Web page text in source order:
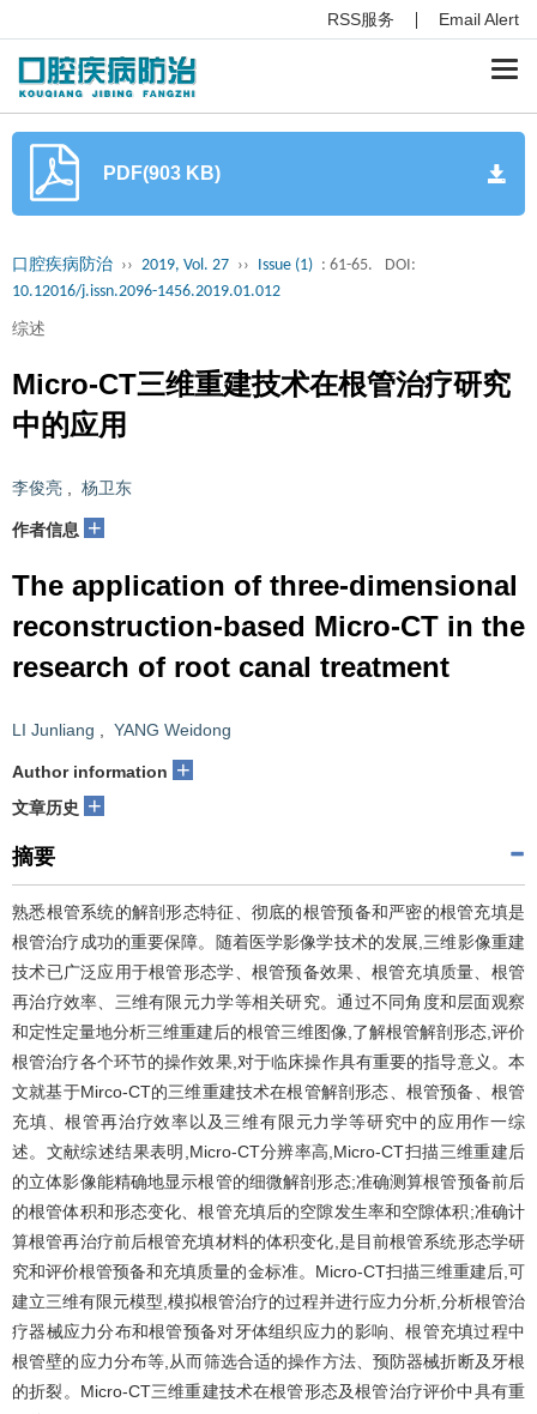
RSS服务 Email Alert
PDF(903 KB)
口腔疾病防治 ›› 2019, Vol. 27 ›› Issue (1) : 61-65.
DOI:
10.12016/j.issn.2096-1456.2019.01.012
综述
Micro-CT三维重建技术在根管治疗研究
中的应用
李俊亮 杨卫东
作者信息 +
The application of three-dimensional
reconstruction-based Micro-CT in the
research of root canal treatment
LI Junliang YANG Weidong
Author information +
文章历史 +
摘要
熟悉根管系统的解剖形态特征、彻底的根管预备和严密的根管充填是
根管治疗成功的重要保障。随着医学影像学技术的发展,三维影像重建
技术已广泛应用于根管形态学、根管预备效果、根管充填质量、根管
再治疗效率、三维有限元力学等相关研究。通过不同角度和层面观察
和定性定量地分析三维重建后的根管三维图像,了解根管解剖形态,评价
根管治疗各个环节的操作效果,对于临床操作具有重要的指导意义。本
文就基于Mirco-CT的三维重建技术在根管解剖形态、根管预备、根管
充填、根管再治疗效率以及三维有限元力学等研究中的应用作一综
述。文献综述结果表明,Micro-CT分辨率高,Micro-CT扫描三维重建后
的立体影像能精确地显示根管的细微解剖形态;准确测算根管预备前后
的根管体积和形态变化、根管充填后的空隙发生率和空隙体积;准确计
算根管再治疗前后根管充填材料的体积变化,是目前根管系统形态学研
究和评价根管预备和充填质量的金标准。Micro-CT扫描三维重建后,可
建立三维有限元模型,模拟根管治疗的过程并进行应力分析,分析根管治
疗器械应力分布和根管预备对牙体组织应力的影响、根管充填过程中
根管壁的应力分布等,从而筛选合适的操作方法、预防器械折断及牙根
的折裂。Micro-CT三维重建技术在根管形态及根管治疗评价中具有重